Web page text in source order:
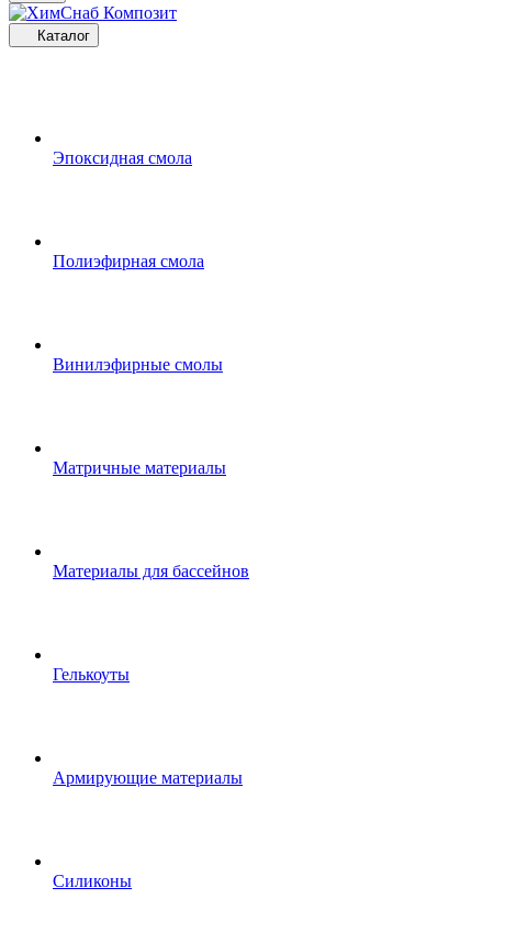
Каталог
Эпоксидная смола
Полиэфирная смола
Винилэфирные смолы
Матричные материалы
Материалы для бассейнов
Гелькоуты
Армирующие материалы
Силиконы